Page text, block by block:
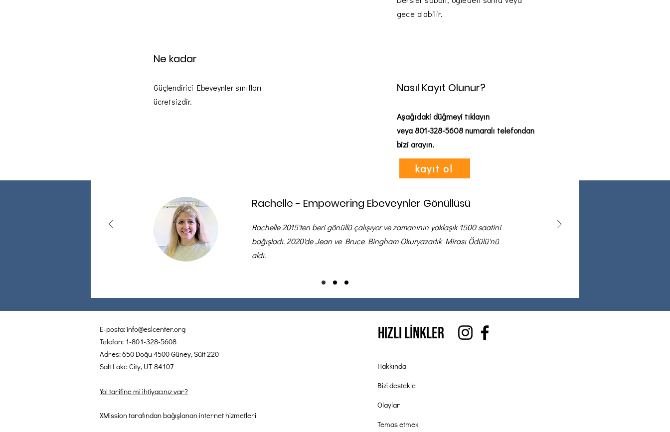
Ne kadar
Güçlendirici Ebeveynler sınıfları
ücretsizdir.
gece olabilir.
Nasıl Kayıt Olunur?
Aşağıdaki düğmeyi tıklayın
veya 801-328-5608 numaralı telefondan
bizi arayın.
Rachelle - Empowering Ebeveynler Gönüllüsü
Rachelle 2015'ten beri gönüllü çalışıyor ve zamanının yaklaşık 1500 saatini
bağışladı. 2020'de Jean ve Bruce Bingham Okuryazarlık Mirası Ödülü'nü
aldı.
kayıt ol
E-posta:info@eslcenter.org
Telefon: 1-801-328-5608
Adres: 650 Doğu 4500 Güney, Süit 220
Salt Lake City, UT 84107
Yol tarifine mi ihtiyacınız var?
XMission tarafından bağışlanan internet hizmetleri
Hızlı Linkler
Hakkında
Bizi destekle
Olaylar
Temas etmek